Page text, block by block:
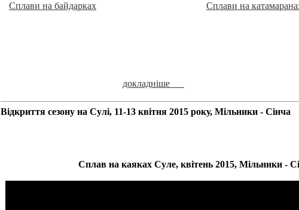
Сплави на байдарках Сплави на
докладніше
Відкриття сезону на Сулі, 11-13 квітня 2015 року, Мільники - Сінча
Сплав на каяках Суле, квітень 2015, Мільники -